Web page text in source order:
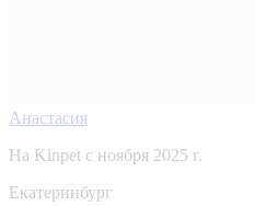
Анастасия
На Kinpet c ноября 2025 г.
Екатеринбург